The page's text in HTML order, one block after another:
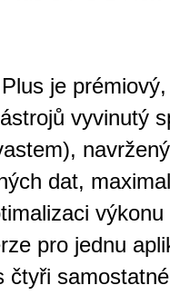
je
vyvinutý
dat,
pro jednu
čtyři